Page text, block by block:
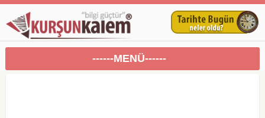
------MENÜ------